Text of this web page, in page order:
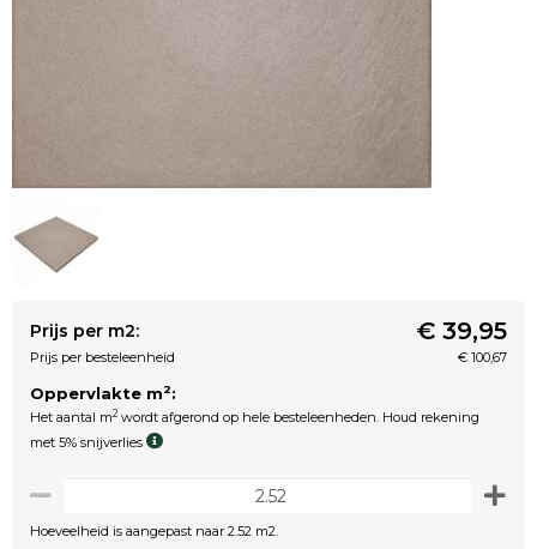
Prijs per m2: € 39,95
Prijs per besteleenheid € 100,67
Oppervlakte m2:
Het aantal m2 wordt afgerond op hele besteleenheden. Houd rekening
met 5% snijverlies
Hoeveelheid is aangepast naar 2.52 m2.